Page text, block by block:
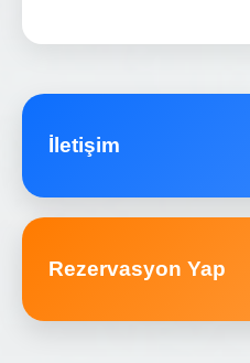
İletişim
Rezervasyon Yap